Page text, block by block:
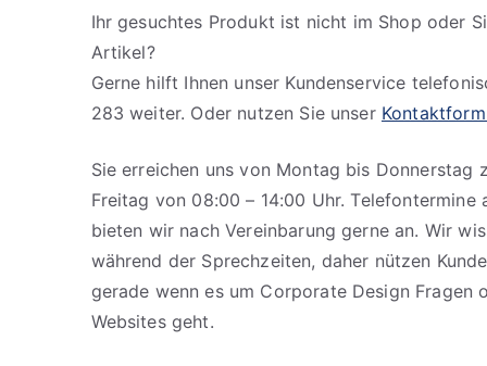
Ihr gesuchtes Produkt ist nicht im Shop oder
Artikel?
Gerne hilft Ihnen unser Kundenservice
283 weiter. Oder nutzen Sie unser
Sie erreichen uns von Montag bis Donnerstag
Freitag von 08:00 – 14:00 Uhr.
bieten wir nach Vereinbarung gerne an. Wir
während der Sprechzeiten, daher nützen
gerade wenn es um Corporate Design Fragen
Websites geht.